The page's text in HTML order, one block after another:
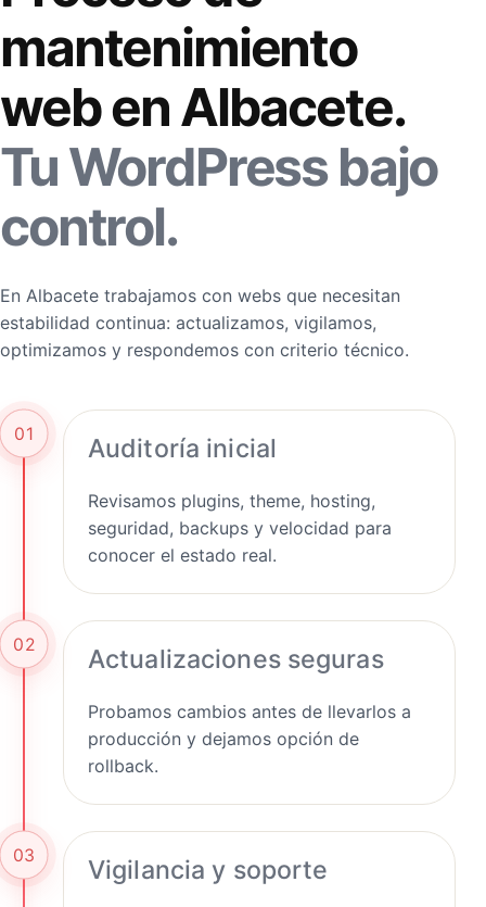
mantenimiento
web en Albacete.
Tu WordPress bajo
control.
En Albacete trabajamos con webs que necesitan
estabilidad continua: actualizamos, vigilamos,
optimizamos y respondemos con criterio técnico.
01 Auditoría inicial
Revisamos plugins, theme, hosting,
seguridad, backups y velocidad para
conocer el estado real.
02 Actualizaciones seguras
Probamos cambios antes de llevarlos a
producción y dejamos opción de
rollback.
03 Vigilancia y soporte